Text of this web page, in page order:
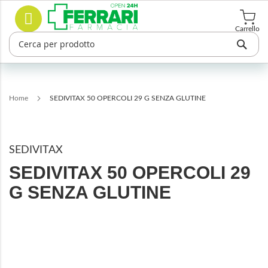
Salta
contenuto
Carrello
Cerca
Home SEDIVITAX 50 OPERCOLI 29 G SENZA GLUTINE
SEDIVITAX
SEDIVITAX 50 OPERCOLI 29
G SENZA GLUTINE